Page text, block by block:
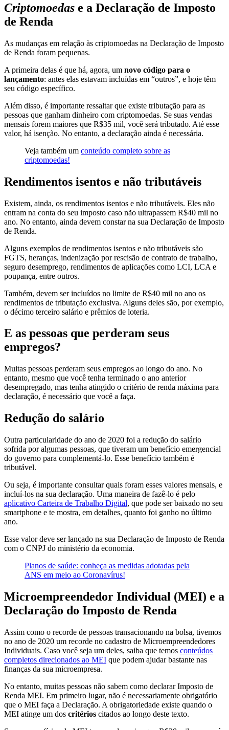
Criptomoedas e a Declaração de Imposto
de Renda
As mudanças em relação às criptomoedas na Declaração de Imposto
de Renda foram pequenas.
A primeira delas é que há, agora, um novo código para o
lançamento: antes elas estavam incluídas em “outros”, e hoje têm
seu código específico.
Além disso, é importante ressaltar que existe tributação para as
pessoas que ganham dinheiro com criptomoedas. Se suas vendas
mensais forem maiores que R$35 mil, você será tributado. Até esse
valor, há isenção. No entanto, a declaração ainda é necessária.
Veja também um conteúdo completo sobre as
criptomoedas!
Rendimentos isentos e não tributáveis
Existem, ainda, os rendimentos isentos e não tributáveis. Eles não
entram na conta do seu imposto caso não ultrapassem R$40 mil no
ano. No entanto, ainda devem constar na sua Declaração de Imposto
de Renda.
Alguns exemplos de rendimentos isentos e não tributáveis são
FGTS, heranças, indenização por rescisão de contrato de trabalho,
seguro desemprego, rendimentos de aplicações como LCI, LCA e
poupança, entre outros.
Também, devem ser incluídos no limite de R$40 mil no ano os
rendimentos de tributação exclusiva. Alguns deles são, por exemplo,
o décimo terceiro salário e prêmios de loteria.
E as pessoas que perderam seus
empregos?
Muitas pessoas perderam seus empregos ao longo do ano. No
entanto, mesmo que você tenha terminado o ano anterior
desempregado, mas tenha atingido o critério de renda máxima para
declaração, é necessário que você a faça.
Redução do salário
Outra particularidade do ano de 2020 foi a redução do salário
sofrida por algumas pessoas, que tiveram um benefício emergencial
do governo para complementá-lo. Esse benefício também é
tributável.
Ou seja, é importante consultar quais foram esses valores mensais, e
incluí-los na sua declaração. Uma maneira de fazê-lo é pelo
aplicativo Carteira de Trabalho Digital, que pode ser baixado no seu
smartphone e te mostra, em detalhes, quanto foi ganho no último
ano.
Esse valor deve ser lançado na sua Declaração de Imposto de Renda
com o CNPJ do ministério da economia.
Planos de saúde: conheça as medidas adotadas pela
ANS em meio ao Coronavírus!
Microempreendedor Individual (MEI) e a
Declaração do Imposto de Renda
Assim como o recorde de pessoas transacionando na bolsa, tivemos
no ano de 2020 um recorde no cadastro de Microempreendedores
Individuais. Caso você seja um deles, saiba que temos conteúdos
completos direcionados ao MEI que podem ajudar bastante nas
finanças da sua microempresa.
No entanto, muitas pessoas não sabem como declarar Imposto de
Renda MEI. Em primeiro lugar, não é necessariamente obrigatório
que o MEI faça a Declaração. A obrigatoriedade existe quando o
MEI atinge um dos critérios citados ao longo deste texto.